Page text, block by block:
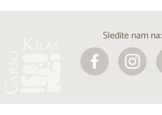
Sledite nam na: